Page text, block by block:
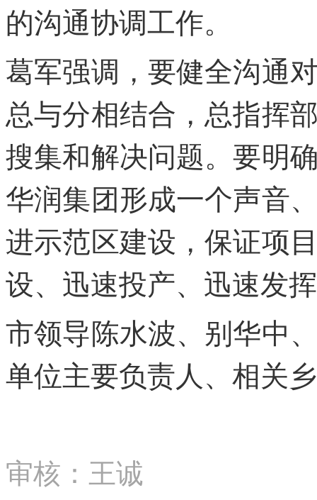
的沟通协调工作。
葛军强调，要健全沟通
总与分相结合，总指挥
搜集和解决问题。要明
华润集团形成一个声音
进示范区建设，保证项
设、迅速投产、迅速发
市领导陈水波、别华中
单位主要负责人、相关
审核：王诚